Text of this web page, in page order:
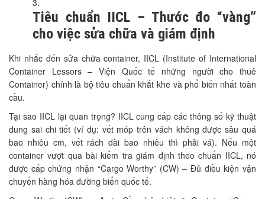
Tiêu chuẩn IICL – Thước đo “vàng”
cho việc sửa chữa và giám định
Khi nhắc đến sửa chữa container, IICL (Institute of International
Container Lessors – Viện Quốc tế những người cho thuê
Container) chính là bộ tiêu chuẩn khắt khe và phổ biến nhất toàn
cầu.
Tại sao IICL lại quan trọng? IICL cung cấp các thông số kỹ thuật
dung sai chi tiết (ví dụ: vết móp trên vách không được sâu quá
bao nhiêu cm, vết rách dài bao nhiêu thì phải vá). Nếu một
container vượt qua bài kiểm tra giám định theo chuẩn IICL, nó
được cấp chứng nhận “Cargo Worthy” (CW) – Đủ điều kiện vận
chuyển hàng hóa đường biển quốc tế.